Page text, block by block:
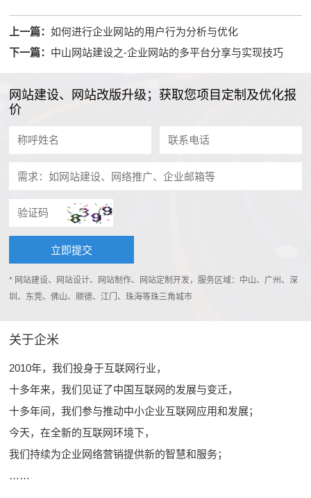
上一篇：如何进行企业网站的用户行为分析与优化
下一篇： 中山网站建设之-企业网站的多平台分享与实现技巧
网站建设、网站改版升级；获取您项目定制及优化报
价
* 网站建设、网站设计、网站制作、网站定制开发，服务区域：中山、广州、深
圳、东莞、佛山、顺德、江门、珠海等珠三角城市
关于企米
2010年，我们投身于互联网行业，
十多年来，我们见证了中国互联网的发展与变迁，
十多年间，我们参与推动中小企业互联网应用和发展；
今天，在全新的互联网环境下，
我们持续为企业网络营销提供新的智慧和服务；
……